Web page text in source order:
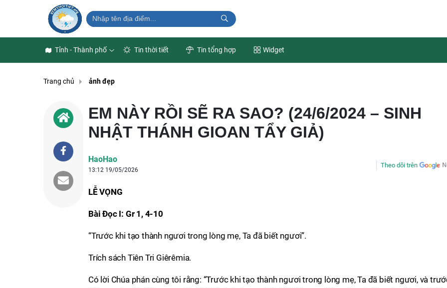
Tỉnh - Thành phố Tin thời tiết Tin tổng hợp Widget
Trang chủ ảnh đẹp
EM NÀY RỒI SẼ RA SAO? (24/6/2024 – SINH
NHẬT THÁNH GIOAN TẨY GIẢ)
HaoHao
13:12 19/05/2026
Theo dõi trên
LỄ VỌNG
Bài Ðọc I: Gr 1, 4-10
“Trước khi tạo thành ngươi trong lòng mẹ, Ta đã biết ngươi”.
Trích sách Tiên Tri Giêrêmia.
Có lời Chúa phán cùng tôi rằng: “Trước khi tạo thành ngươi trong lòng mẹ, Ta đã biết ngươi, và